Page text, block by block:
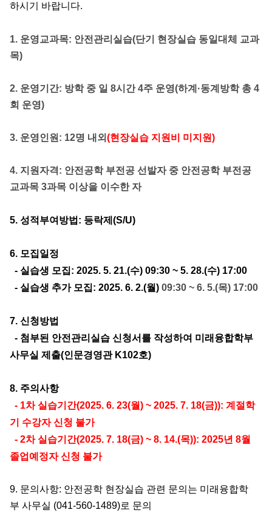
하시기 바랍니다.
1. 운영교과목: 안전관리실습(단기 현장실습 동일대체 교과
목)
2. 운영기간: 방학 중 일 8시간 4주 운영(하계·동계방학 총 4
회 운영)
3. 운영인원: 12명 내외 (현장실습 지원비 미지원)
4. 지원자격: 안전공학 부전공 선발자 중 안전공학 부전공
교과목 3과목 이상을 이수한 자
5. 성적부여방법: 등락제(S/U)
6. 모집일정
- 실습생 모집: 2025. 5. 21.(수) 09:30 ~ 5. 28.(수) 17:00
- 실습생 추가 모집: 2025. 6. 2.(월) 09:30 ~ 6. 5.(목) 17:00
7. 신청방법
- 첨부된 안전관리실습 신청서를 작성하여 미래융합학부
사무실 제출(인문경영관 K102호)
8. 주의사항
- 1차 실습기간(2025. 6. 23(월) ~ 2025. 7. 18(금)): 계절학
기 수강자 신청 불가
- 2차 실습기간(2025. 7. 18(금) ~ 8. 14.(목)): 2025년 8월
졸업예정자 신청 불가
9. 문의사항: 안전공학 현장실습 관련 문의는 미래융합학
부 사무실 (041-560-1489)로 문의